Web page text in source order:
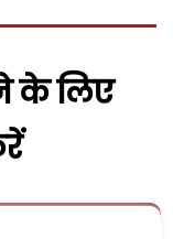
के लिए